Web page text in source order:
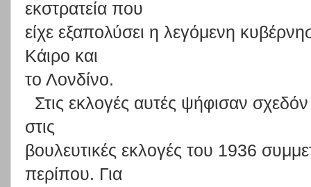
εκστρατεία που
είχε εξαπολύσει η λεγόμενη
Κάιρο και
το Λονδίνο.
Στις εκλογές αυτές ψήφισαν
στις
βουλευτικές εκλογές του 1936
περίπου. Για